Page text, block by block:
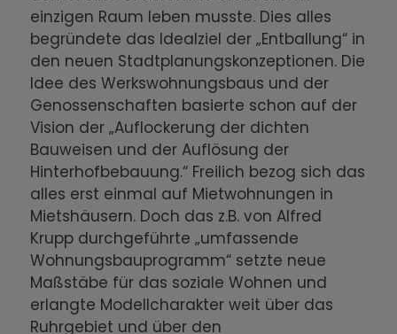
einzigen Raum leben musste. Dies alles
begründete das Idealziel der „Entballung“ in
den neuen Stadtplanungskonzeptionen. Die
Idee des Werkswohnungsbaus und der
Genossenschaften basierte schon auf der
Vision der „Auflockerung der dichten
Bauweisen und der Auflösung der
Hinterhofbebauung.“ Freilich bezog sich das
alles erst einmal auf Mietwohnungen in
Mietshäusern. Doch das z.B. von Alfred
Krupp durchgeführte „umfassende
Wohnungsbauprogramm“ setzte neue
Maßstäbe für das soziale Wohnen und
erlangte Modellcharakter weit über das
Ruhrgebiet und über den